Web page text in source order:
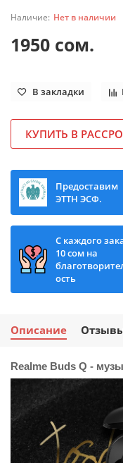
Нет в наличии
1950 сом.
В закладки
КУПИТЬ В
Предоставим
ЭТТН ЭСФ.
С каждого
10 сом на
ость
Описание
Realme Buds Q -